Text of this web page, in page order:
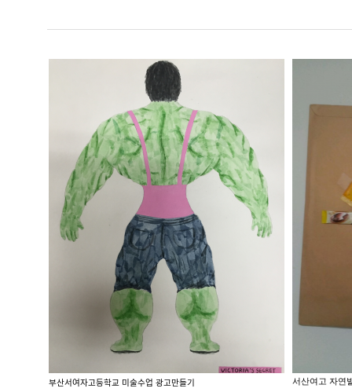
부산서여자고등학교 미술수업 광고만들기 서산여고 자연